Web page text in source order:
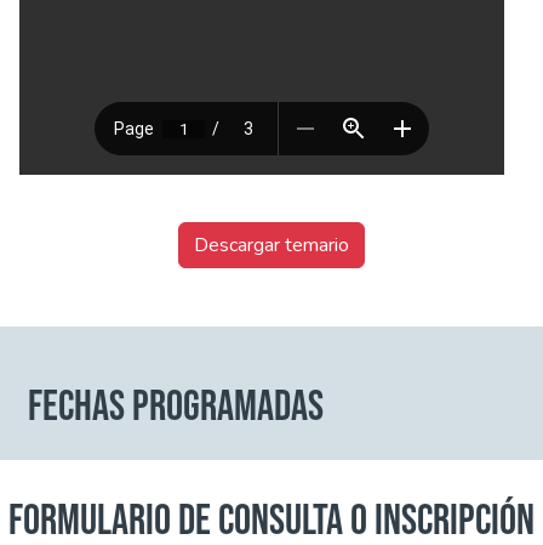
Descargar temario
FECHAS PROGRAMADAS
FORMULARIO DE CONSULTA O INSCRIPCIÓN